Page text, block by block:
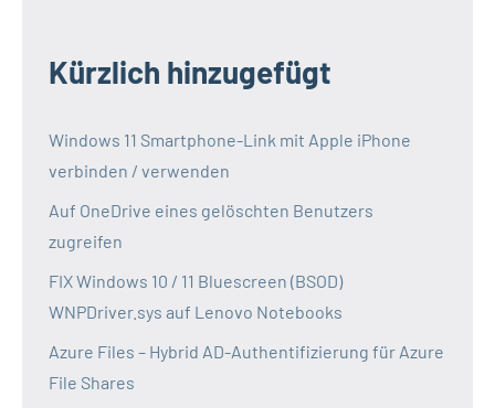
Kürzlich hinzugefügt
Windows 11 Smartphone-Link mit Apple iPhone
verbinden / verwenden
Auf OneDrive eines gelöschten Benutzers
zugreifen
FIX Windows 10 / 11 Bluescreen (BSOD)
WNPDriver.sys auf Lenovo Notebooks
Azure Files – Hybrid AD-Authentifizierung für Azure
File Shares